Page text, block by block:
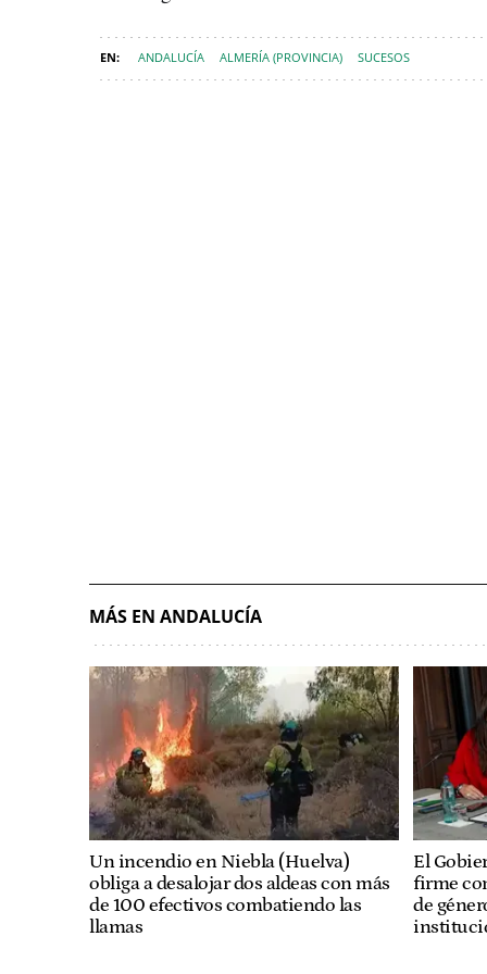
ANDALUCÍA ALMERÍA (PROVINCIA) SUCESOS
MÁS EN ANDALUCÍA
Un incendio en Niebla (Huelva)
obliga a desalojar dos aldeas con más
de 100 efectivos combatiendo las
llamas
El
firme
de